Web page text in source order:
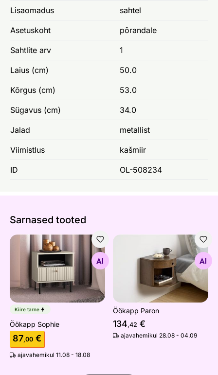
Lisaomadus sahtel
Asetuskoht põrandale
Sahtlite arv 1
Laius (cm) 50.0
Kõrgus (cm) 53.0
Sügavus (cm) 34.0
Jalad metallist
Viimistlus kašmiir
ID OL-508234
Sarnased tooted
Öökapp Sophie
Otsi sarnaseid
Kiire tarne
Öökapp Sophie
87,00 €
ajavahemikul 11.08 - 18.08
Öökapp Paron
Otsi sarnaseid
Öökapp Paron
134,42 €
ajavahemikul 28.08 - 04.09